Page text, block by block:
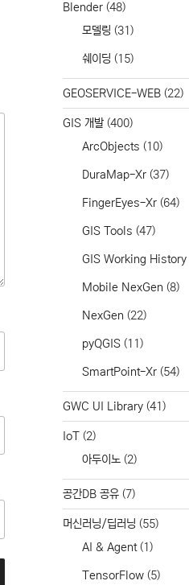
Blender (48)
모델링 (31)
쉐이딩 (15)
GEOSERVICE-WEB (22)
GIS 개발 (400)
ArcObjects (10)
DuraMap-Xr (37)
FingerEyes-Xr (64)
GIS Tools (47)
GIS Working History
Mobile NexGen (8)
NexGen (22)
pyQGIS (11)
SmartPoint-Xr (54)
GWC UI Library (41)
IoT (2)
아두이노 (2)
공간DB 공유 (7)
머신러닝/딥러닝 (55)
AI & Agent(1)
TensorFlow (5)